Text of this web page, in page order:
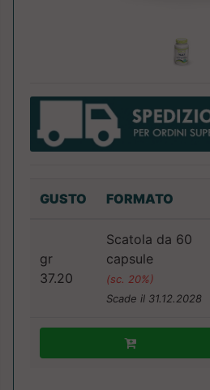
GUSTO FORMATO
gr
37.20
Scatola da 60
capsule
(sc. 20%)
Scade il 31.12.2028